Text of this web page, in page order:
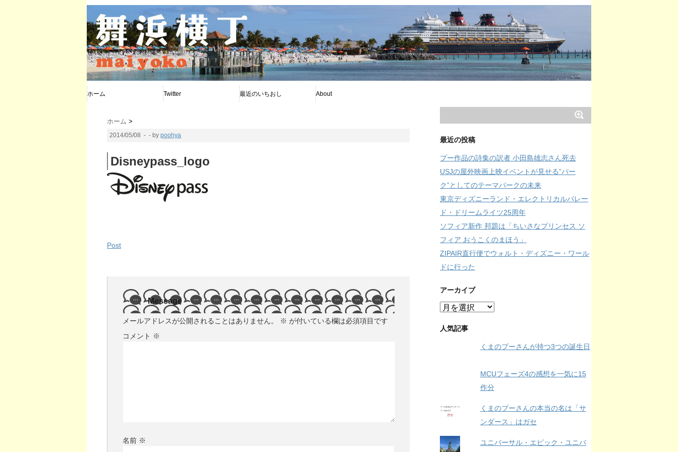
ホーム Twitter 最近のいちおし About
ホーム >
2014/05/08 - - by poohya
Disneypass_logo
Post
Message
メールアドレスが公開されることはありません。 ※ が付いている欄は必須項目です
コメント ※
名前 ※
最近の投稿
プー作品の詩集の訳者 小田島雄志さん死去
USJの屋外映画上映イベントが見せる”パー
ク”としてのテーマパークの未来
東京ディズニーランド・エレクトリカルパレー
ド・ドリームライツ25周年
ソフィア新作 邦題は「ちいさなプリンセス ソ
フィア おうこくのまほう」
ZIPAIR直行便でウォルト・ディズニー・ワール
ドに行った
アーカイブ
ア
カ
人気記事
くまのプーさんが持つ3つの誕生日
MCUフェーズ4の感想を一気に15
作分
くまのプーさんの本当の名は「サ
ンダース」はガセ
ユニバーサル・エピック・ユニバ